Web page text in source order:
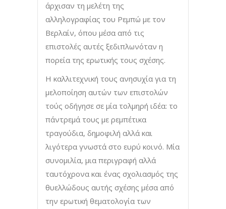
άρχισαν τη μελέτη της
αλληλογραφίας του Ρεμπώ με τον
Βερλαίν, όπου μέσα από τις
επιστολές αυτές ξεδιπλωνόταν η
πορεία της ερωτικής τους σχέσης.
Η καλλιτεχνική τους ανησυχία για τη
μελοποίηση αυτών των επιστολών
τούς οδήγησε σε μία τολμηρή ιδέα: το
πάντρεμά τους με ρεμπέτικα
τραγούδια, δημοφιλή αλλά και
λιγότερα γνωστά στο ευρύ κοινό. Μία
συνομιλία, μια περιγραφή αλλά
ταυτόχρονα και ένας σχολιασμός της
θυελλώδους αυτής σχέσης μέσα από
την ερωτική θεματολογία των